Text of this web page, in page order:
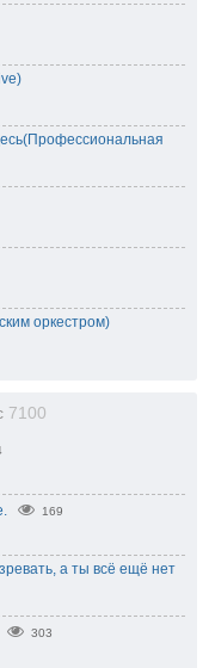
оркестром)
7100
169
а ты всё ещё нет
303